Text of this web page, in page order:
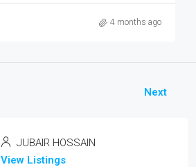
4 months ago
Next
JUBAIR HOSSAIN
View Listings